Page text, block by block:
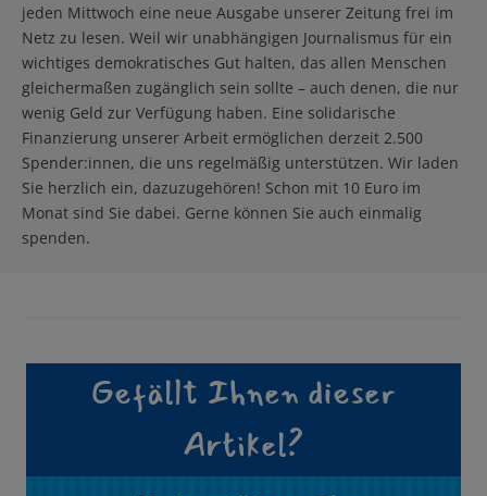
jeden Mittwoch eine neue Ausgabe unserer Zeitung frei im
Netz zu lesen. Weil wir unabhängigen Journalismus für ein
wichtiges demokratisches Gut halten, das allen Menschen
gleichermaßen zugänglich sein sollte – auch denen, die nur
wenig Geld zur Verfügung haben. Eine solidarische
Finanzierung unserer Arbeit ermöglichen derzeit 2.500
Spender:innen, die uns regelmäßig unterstützen. Wir laden
Sie herzlich ein, dazuzugehören! Schon mit 10 Euro im
Monat sind Sie dabei. Gerne können Sie auch einmalig
spenden.
Gefällt Ihnen dieser
Artikel?